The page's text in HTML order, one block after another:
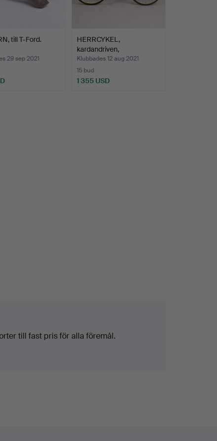
till T-Ford.
29 sep 2021
HERRCYKEL,
kardandriven,
Dürkoppwerke AG, …
Klubbades 12 aug 2021
15 bud
1 355 USD
till fast pris för alla föremål.